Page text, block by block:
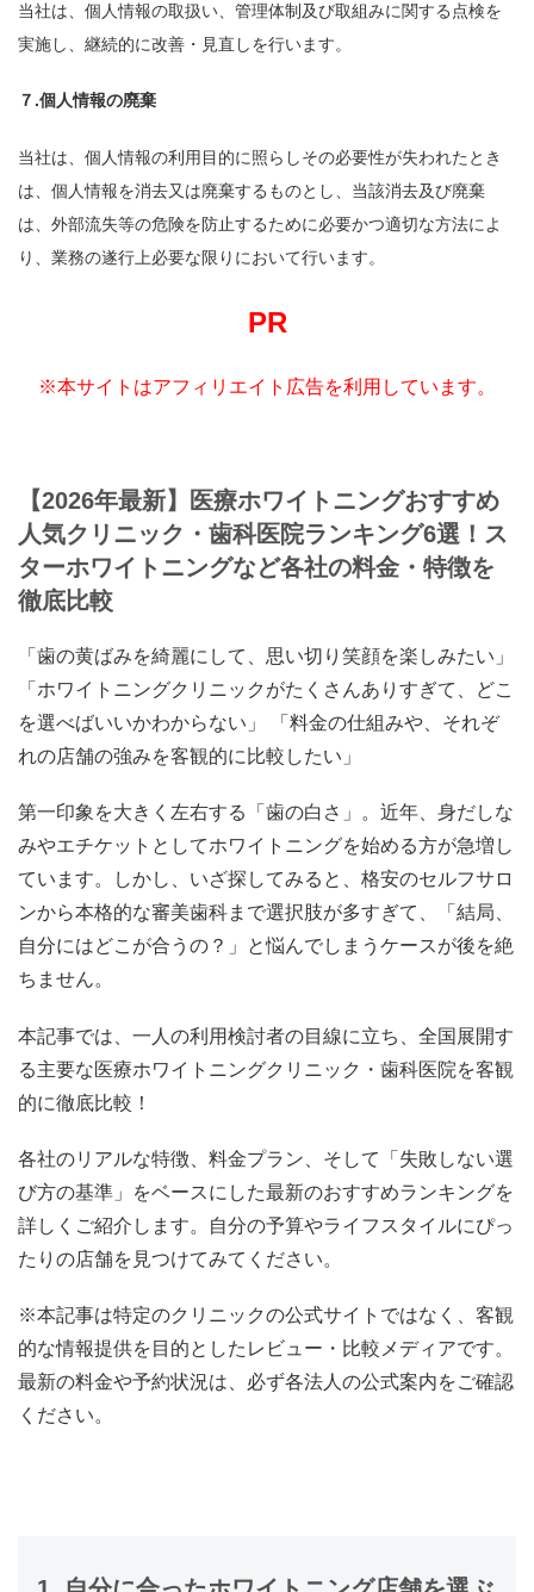
当社は、個人情報の取扱い、管理体制及び取組みに関する点検を
実施し、継続的に改善・見直しを行います。
７.個人情報の廃棄
当社は、個人情報の利用目的に照らしその必要性が失われたとき
は、個人情報を消去又は廃棄するものとし、当該消去及び廃棄
は、外部流失等の危険を防止するために必要かつ適切な方法によ
り、業務の遂行上必要な限りにおいて行います。
PR
※本サイトはアフィリエイト広告を利用しています。
【2026年最新】医療ホワイトニングおすすめ
人気クリニック・歯科医院ランキング6選！ス
ターホワイトニングなど各社の料金・特徴を
徹底比較
「歯の黄ばみを綺麗にして、思い切り笑顔を楽しみたい」
「ホワイトニングクリニックがたくさんありすぎて、どこ
を選べばいいかわからない」 「料金の仕組みや、それぞ
れの店舗の強みを客観的に比較したい」
第一印象を大きく左右する「歯の白さ」。近年、身だしな
みやエチケットとしてホワイトニングを始める方が急増し
ています。しかし、いざ探してみると、格安のセルフサロ
ンから本格的な審美歯科まで選択肢が多すぎて、「結局、
自分にはどこが合うの？」と悩んでしまうケースが後を絶
ちません。
本記事では、一人の利用検討者の目線に立ち、全国展開す
る主要な医療ホワイトニングクリニック・歯科医院を客観
的に徹底比較！
各社のリアルな特徴、料金プラン、そして「失敗しない選
び方の基準」をベースにした最新のおすすめランキングを
詳しくご紹介します。自分の予算やライフスタイルにぴっ
たりの店舗を見つけてみてください。
※本記事は特定のクリニックの公式サイトではなく、客観
的な情報提供を目的としたレビュー・比較メディアです。
最新の料金や予約状況は、必ず各法人の公式案内をご確認
ください。